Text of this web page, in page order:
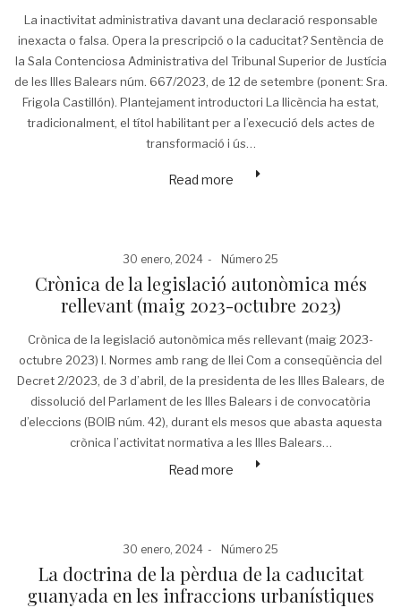
La inactivitat administrativa davant una declaració responsable
inexacta o falsa. Opera la prescripció o la caducitat? Sentència de
la Sala Contenciosa Administrativa del Tribunal Superior de Justícia
de les Illes Balears núm. 667/2023, de 12 de setembre (ponent: Sra.
Frigola Castillón). Plantejament introductori La llicència ha estat,
tradicionalment, el títol habilitant per a l’execució dels actes de
transformació i ús…
Read more
Posted
on
30 enero, 2024
Posted
in
Número 25
Crònica de la legislació autonòmica més
rellevant (maig 2023-octubre 2023)
Crònica de la legislació autonòmica més rellevant (maig 2023-
octubre 2023) I. Normes amb rang de llei Com a conseqüència del
Decret 2/2023, de 3 d’abril, de la presidenta de les Illes Balears, de
dissolució del Parlament de les Illes Balears i de convocatòria
d’eleccions (BOIB núm. 42), durant els mesos que abasta aquesta
crònica l’activitat normativa a les Illes Balears…
Read more
Posted
30 enero, 2024
Posted
Número 25
La doctrina de la pèrdua de la caducitat
guanyada en les infraccions urbanístiques